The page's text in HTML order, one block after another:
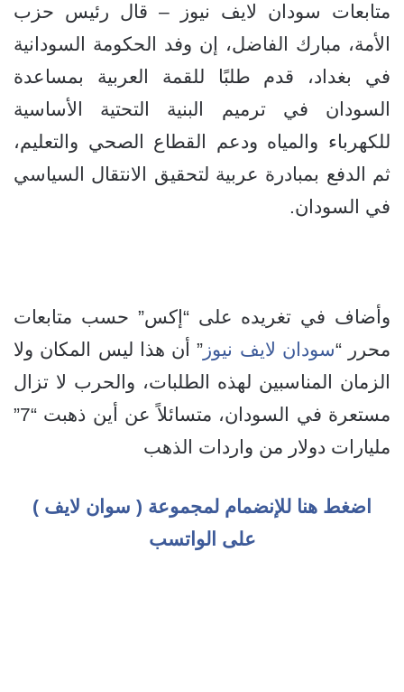
متابعات سودان لايف نيوز – قال رئيس حزب
الأمة، مبارك الفاضل، إن وفد الحكومة السودانية
في بغداد، قدم طلبًا للقمة العربية بمساعدة
السودان في ترميم البنية التحتية الأساسية
للكهرباء والمياه ودعم القطاع الصحي والتعليم،
ثم الدفع بمبادرة عربية لتحقيق الانتقال السياسي
في السودان.
وأضاف في تغريده على “إكس” حسب متابعات
محرر “سودان لايف نيوز ” أن هذا ليس المكان ولا
الزمان المناسبين لهذه الطلبات، والحرب لا تزال
مستعرة في السودان، متسائلاً عن أين ذهبت “7”
مليارات دولار من واردات الذهب
اضغط هنا للإنضمام لمجموعة ( سوان لايف )
على الواتسب